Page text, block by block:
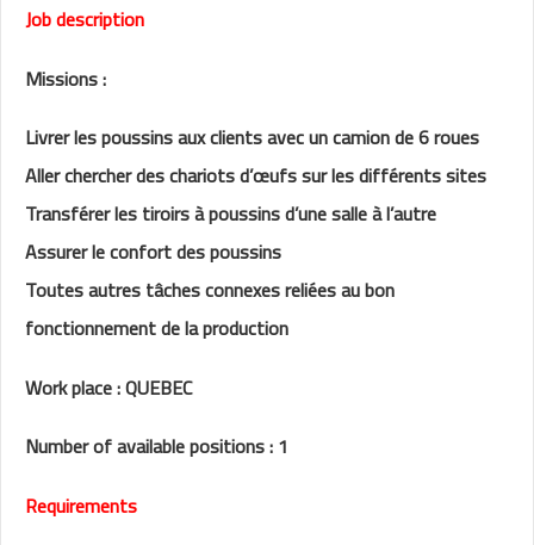
Job description
Missions :
Livrer les poussins aux clients avec un camion de 6 roues
Aller chercher des chariots d’œufs sur les différents sites
Transférer les tiroirs à poussins d’une salle à l’autre
Assurer le confort des poussins
Toutes autres tâches connexes reliées au bon
fonctionnement de la production
Work place : QUEBEC
Number of available positions : 1
Requirements